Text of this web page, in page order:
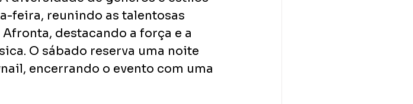
feira, reunindo as talentosas
destacando a força e a
O sábado reserva uma noite
encerrando o evento com uma